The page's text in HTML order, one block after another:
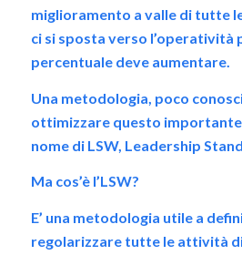
miglioramento a valle di tutte
ci si sposta verso l’operatività
percentuale deve aumentare.
Una metodologia, poco
ottimizzare questo
nome di LSW, Leadership
Ma cos’è l’LSW?
E’ una metodologia utile a
regolarizzare tutte le attività